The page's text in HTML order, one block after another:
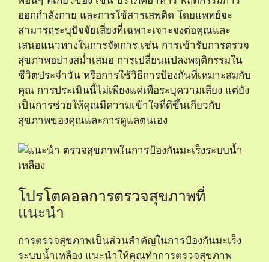
ออกกำลังกาย และการใช้สารเสพติด โดยแพทย์จะ
สามารถระบุปัจจัยเสี่ยงที่เฉพาะเจาะจงต่อคุณและ
เสนอแนวทางในการจัดการ เช่น การเข้ารับการตรวจ
สุขภาพอย่างสม่ำเสมอ การเปลี่ยนแปลงพฤติกรรมใน
ชีวิตประจำวัน หรือการใช้วิธีการป้องกันที่เหมาะสมกับ
คุณ การประเมินนี้ไม่เพียงแค่เพื่อระบุความเสี่ยง แต่ยัง
เป็นการช่วยให้คุณมีความเข้าใจที่ดีขึ้นเกี่ยวกับ
สุขภาพของคุณและการดูแลตนเอง
โปรโตคอลการตรวจสุขภาพที่
แนะนำ
การตรวจสุขภาพเป็นส่วนสำคัญในการป้องกันมะเร็ง
ระบบน้ำเหลือง แนะนำให้คุณทำการตรวจสุขภาพ